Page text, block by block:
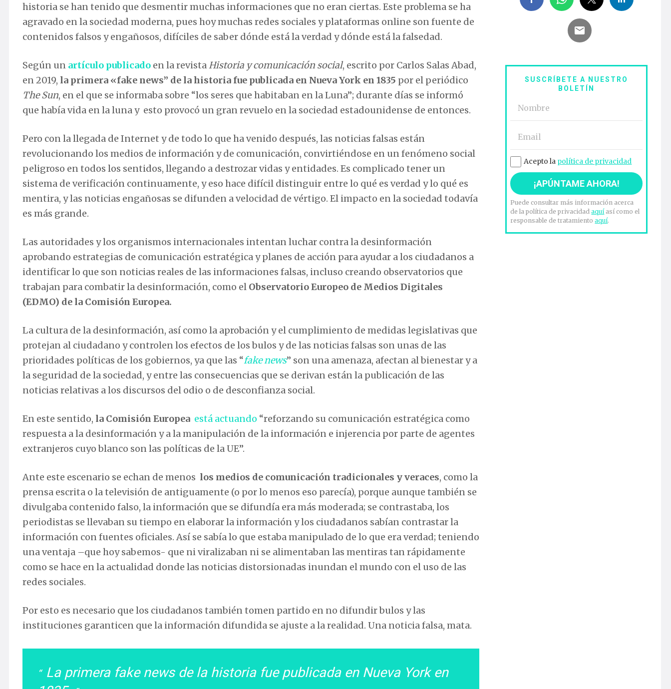
historia se han tenido que desmentir muchas informaciones que no eran ciertas. Este problema se ha
agravado en la sociedad moderna, pues hoy muchas redes sociales y plataformas online son fuente de
contenidos falsos y engañosos, difíciles de saber dónde está la verdad y dónde está la falsedad.
Según un artículo publicado en la revistaHistoria y comunicación social, escrito por Carlos Salas Abad,
en 2019, la primera «fake news” de la historia fue publicada en Nueva York en 1835 por el periódico
The Sun, en el que se informaba sobre “los seres que habitaban en la Luna”; durante días se informó
que había vida en la luna y esto provocó un gran revuelo en la sociedad estadounidense de entonces.
Pero con la llegada de Internet y de todo lo que ha venido después, las noticias falsas están
revolucionando los medios de información y de comunicación, convirtiéndose en un fenómeno social
peligroso en todos los sentidos, llegando a destrozar vidas y entidades. Es complicado tener un
sistema de verificación continuamente, y eso hace difícil distinguir entre lo qué es verdad y lo qué es
mentira, y las noticias engañosas se difunden a velocidad de vértigo. El impacto en la sociedad todavía
es más grande.
Las autoridades y los organismos internacionales intentan luchar contra la desinformación
aprobando estrategias de comunicación estratégica y planes de acción para ayudar a los ciudadanos a
identificar lo que son noticias reales de las informaciones falsas, incluso creando observatorios que
trabajan para combatir la desinformación, como el Observatorio Europeo de Medios Digitales
(EDMO) de la Comisión Europea.
La cultura de la desinformación, así como la aprobación y el cumplimiento de medidas legislativas que
protejan al ciudadano y controlen los efectos de los bulos y de las noticias falsas son unas de las
prioridades políticas de los gobiernos, ya que las “fake news” son una amenaza, afectan al bienestar y a
la seguridad de la sociedad, y entre las consecuencias que se derivan están la publicación de las
noticias relativas a los discursos del odio o de desconfianza social.
En este sentido, la Comisión Europea está actuando “reforzando su comunicación estratégica como
respuesta a la desinformación y a la manipulación de la información e injerencia por parte de agentes
extranjeros cuyo blanco son las políticas de la UE”.
Ante este escenario se echan de menos los medios de comunicación tradicionales y veraces, como la
prensa escrita o la televisión de antiguamente (o por lo menos eso parecía), porque aunque también se
divulgaba contenido falso, la información que se difundía era más moderada; se contrastaba, los
periodistas se llevaban su tiempo en elaborar la información y los ciudadanos sabían contrastar la
información con fuentes oficiales. Así se sabía lo que estaba manipulado de lo que era verdad; teniendo
una ventaja –que hoy sabemos- que ni viralizaban ni se alimentaban las mentiras tan rápidamente
como se hace en la actualidad donde las noticias distorsionadas inundan el mundo con el uso de las
redes sociales.
Por esto es necesario que los ciudadanos también tomen partido en no difundir bulos y las
instituciones garanticen que la información difundida se ajuste a la realidad. Una noticia falsa, mata.
La primera fake news de la historia fue publicada en Nueva York en
SUSCRÍBETE A NUESTRO
BOLETÍN
Acepto la política de privacidad
Puede consultar más información acerca
de la política de privacidadaquíasí como el
responsable de tratamientoaquí.